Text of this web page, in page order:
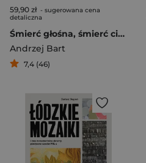
59,90 zł - sugerowana cena
detaliczna
Śmierć głośna, śmierć cicha
Andrzej Bart
7,4 (46)